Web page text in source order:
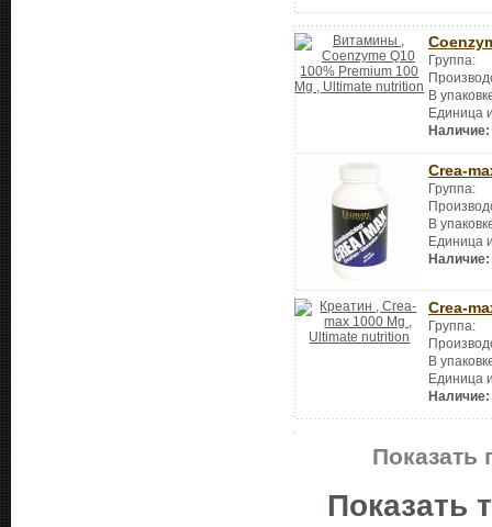
Группа:
В
Единица
Наличие:
Crea-
Группа:
В
Единица
Наличие:
Crea-
Группа:
В
Единица
Наличие:
Показать
Показать